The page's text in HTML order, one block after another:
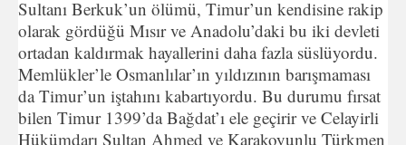
Sultanı Berkuk’un ölümü, Timur’un kendisine rakip
olarak gördüğü Mısır ve Anadolu’daki bu iki devleti
ortadan kaldırmak hayallerini daha fazla süslüyordu.
Memlükler’le Osmanlılar’ın yıldızının barışmaması
da Timur’un iştahını kabartıyordu. Bu durumu fırsat
bilen Timur 1399’da Bağdat’ı ele geçirir ve Celayirli
Hükümdarı Sultan Ahmed ve Karakoyunlu Türkmen